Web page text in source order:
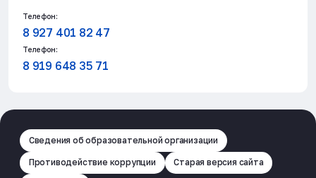
Телефон:
8 927 401 82 47
Телефон:
8 919 648 35 71
Сведения об образовательной организации
Противодействие коррупции Старая версия сайта